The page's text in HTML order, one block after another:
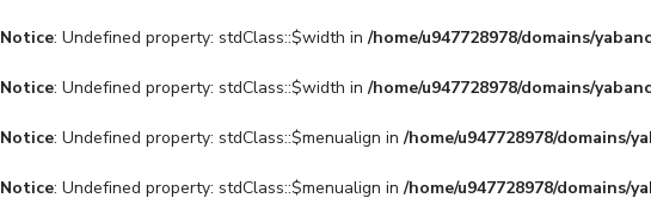
Notice: Undefined property: stdClass::$width in/home/u947728978/domains/
Notice: Undefined property: stdClass::$width in/home/u947728978/domains/
Notice: Undefined property: stdClass::$menualign in/home/u947728978/
Notice: Undefined property: stdClass::$menualign in/home/u947728978/